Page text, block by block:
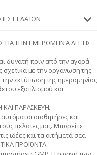
ΠΕΛΑΤΏΝ
ΓΙΑ ΤΗΝ ΗΜΕΡΟΜΗΝΙΑ ΛΗΞΗΣ
δυνατή πριν από την αγορά.
με την οργάνωση της
την εκτύπωση της ημερομηνίας
εξοπλισμού και
ΠΑΡΑΣΚΕΥΗ.
αισθητήρες και
πελάτες μας. Μπορείτε
ιδέες και τα αιτήματά σας.
ΠΡΟΪΟΝΤΑ.